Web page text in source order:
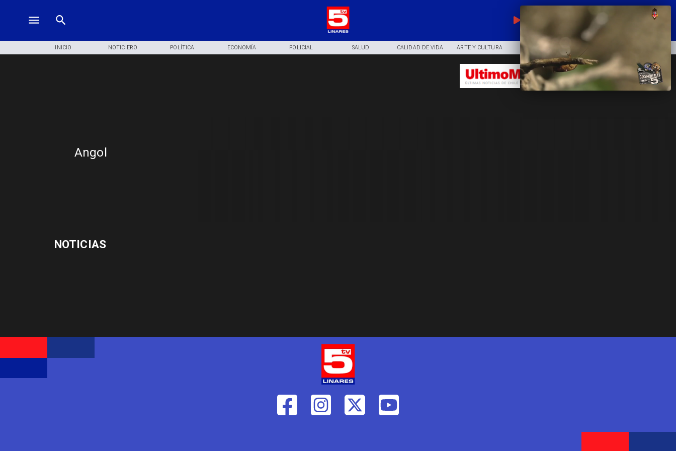
EN VIVO
INICIO NOTICIERO POLÍTICA ECONOMÍA POLICIAL SALUD CALIDAD DE VIDA ARTE Y CULTURA COMUNIDAD
Angol
NOTICIAS